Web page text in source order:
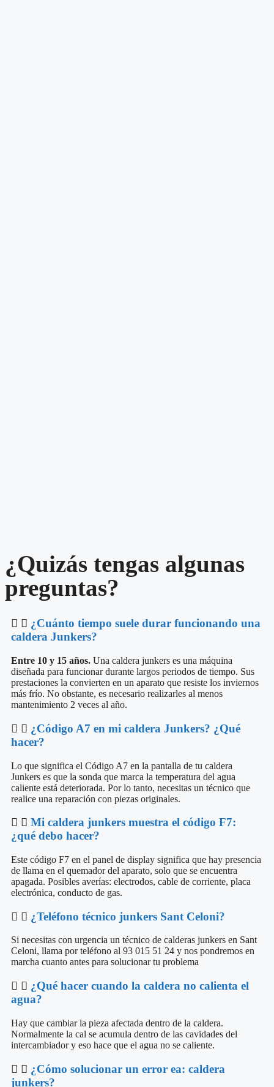
¿Quizás tengas algunas
preguntas?
¿Cuánto tiempo suele durar funcionando una
caldera Junkers?
Entre 10 y 15 años. Una caldera junkers es una máquina
diseñada para funcionar durante largos periodos de tiempo. Sus
prestaciones la convierten en un aparato que resiste los inviernos
más frío. No obstante, es necesario realizarles al menos
mantenimiento 2 veces al año.
¿Código A7 en mi caldera Junkers? ¿Qué
hacer?
Lo que significa el Código A7 en la pantalla de tu caldera
Junkers es que la sonda que marca la temperatura del agua
caliente está deteriorada. Por lo tanto, necesitas un técnico que
realice una reparación con piezas originales.
Mi caldera junkers muestra el código F7:
¿qué debo hacer?
Este código F7 en el panel de display significa que hay presencia
de llama en el quemador del aparato, solo que se encuentra
apagada. Posibles averías: electrodos, cable de corriente, placa
electrónica, conducto de gas.
¿Teléfono técnico junkers Sant Celoni?
Si necesitas con urgencia un técnico de calderas junkers en Sant
Celoni, llama por teléfono al 93 015 51 24 y nos pondremos en
marcha cuanto antes para solucionar tu problema
¿Qué hacer cuando la caldera no calienta el
agua?
Hay que cambiar la pieza afectada dentro de la caldera.
Normalmente la cal se acumula dentro de las cavidades del
intercambiador y eso hace que el agua no se caliente.
¿Cómo solucionar un error ea: caldera
junkers?